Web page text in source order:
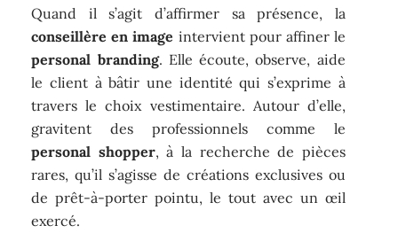
Quand il s’agit d’affirmer sa présence, la
conseillère en image intervient pour affiner le
personal branding. Elle écoute, observe, aide
le client à bâtir une identité qui s’exprime à
travers le choix vestimentaire. Autour d’elle,
gravitent des professionnels comme le
personal shopper, à la recherche de pièces
rares, qu’il s’agisse de créations exclusives ou
de prêt-à-porter pointu, le tout avec un œil
exercé.